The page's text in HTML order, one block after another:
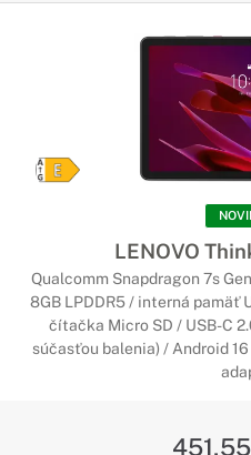
LENOVO
Qualcomm Snapdragon 7s
8GB LPDDR5 / interná pamäť
čítačka Micro SD / USB-C
súčasťou balenia) / Android 16